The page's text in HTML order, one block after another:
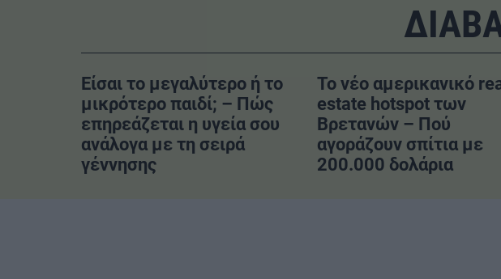
Είσαι το μεγαλύτερο ή το
μικρότερο παιδί; – Πώς
επηρεάζεται η υγεία σου
ανάλογα με τη σειρά
γέννησης
Το νέο αμερικανικό
estate hotspot των
Βρετανών – Πού
αγοράζουν σπίτια με
200.000 δολάρια